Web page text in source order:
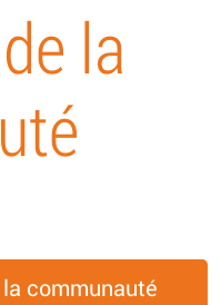
la
communauté